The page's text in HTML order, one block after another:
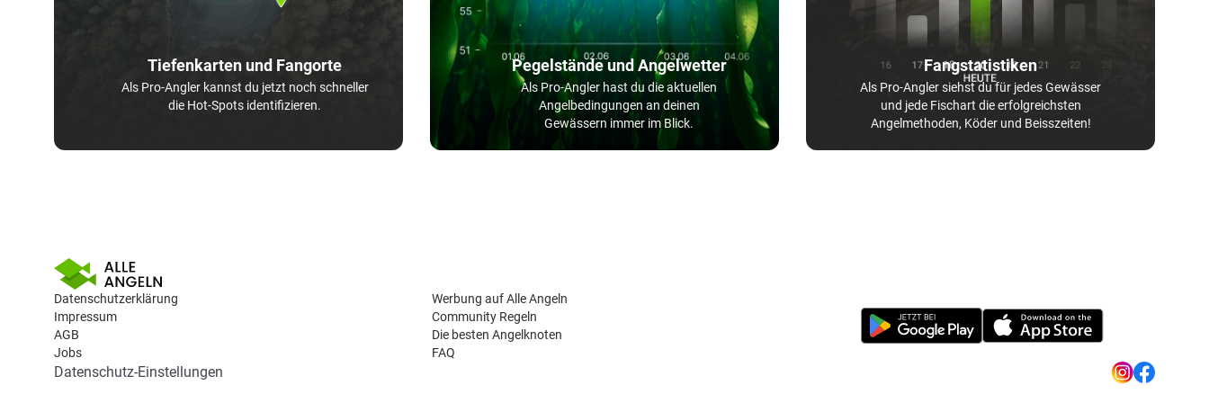
Tiefenkarten und Fangorte
Als Pro-Angler kannst du jetzt noch schneller
die Hot-Spots identifizieren.
Pegelstände und Angelwetter
Als Pro-Angler hast du die aktuellen
Angelbedingungen an deinen
Gewässern immer im Blick.
Fangstatistiken
Als Pro-Angler siehst du für jedes Gewässer
und jede Fischart die erfolgreichsten
Angelmethoden, Köder und Beisszeiten!
Datenschutzerklärung
Impressum
AGB
Jobs
Werbung auf Alle Angeln
Community Regeln
Die besten Angelknoten
FAQ
Datenschutz-Einstellungen